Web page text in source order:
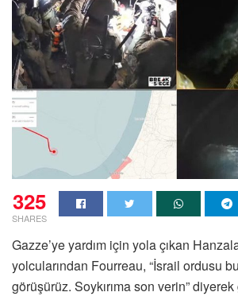
325
SHARES
Gazze’ye yardım için yola çıkan
yolcularından Fourreau, “İsrail ordusu
görüşürüz. Soykırıma son verin”